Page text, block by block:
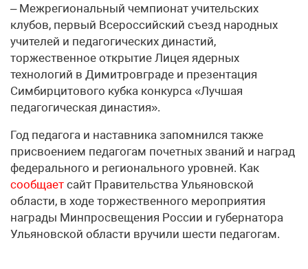
– Межрегиональный чемпионат учительских
клубов, первый Всероссийский съезд народных
учителей и педагогических династий,
торжественное открытие Лицея ядерных
технологий в Димитровграде и презентация
Симбирцитового кубка конкурса «Лучшая
педагогическая династия».
Год педагога и наставника запомнился также
присвоением педагогам почетных званий и наград
федерального и регионального уровней. Как
сообщает сайт Правительства Ульяновской
области, в ходе торжественного мероприятия
награды Минпросвещения России и губернатора
Ульяновской области вручили шести педагогам.